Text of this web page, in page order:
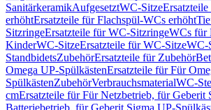
SanitärkeramikAufgesetztWC-Sitze
erhöhtErsatzteile für Flachspül-WCs erhöht
SitzringeErsatzteile für WC-SitzringeWCs für
KinderWC-SitzeErsatzteile für WC-SitzeWC-
StandbidetsZubehörErsatzteile für Zubehör
Omega UP-SpülkästenErsatzteile für Für
SpülkästenZubehörVerbrauchsmaterialWC-
cmErsatzteile für Für Netzbetrieb, für Geberit
Batteriebetrieb, für Geberit Sigma UP-